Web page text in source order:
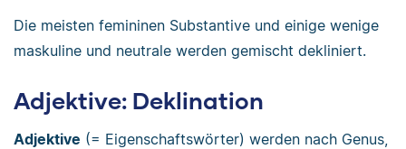
Die meisten femininen Substantive und einige wenige
maskuline und neutrale werden gemischt dekliniert.
Adjektive: Deklination
Adjektive (= Eigenschaftswörter) werden nach Genus,